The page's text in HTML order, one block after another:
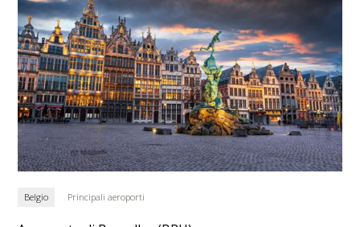
Belgio Principali aeroporti